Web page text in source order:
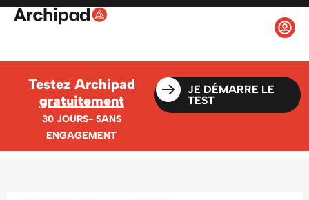
Testez Archipad
gratuitement
30 JOURS- SANS
ENGAGEMENT
JE DÉMARRE LE
TEST